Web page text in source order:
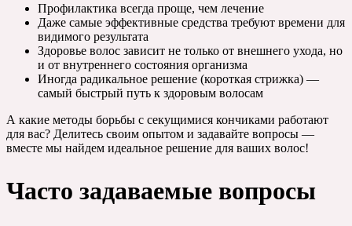
Профилактика всегда проще, чем лечение
Даже самые эффективные средства требуют времени для
видимого результата
Здоровье волос зависит не только от внешнего ухода, но
и от внутреннего состояния организма
Иногда радикальное решение (короткая стрижка) —
самый быстрый путь к здоровым волосам
А какие методы борьбы с секущимися кончиками работают
для вас? Делитесь своим опытом и задавайте вопросы —
вместе мы найдем идеальное решение для ваших волос!
Часто задаваемые вопросы